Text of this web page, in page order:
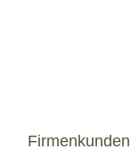
Firmenkunden